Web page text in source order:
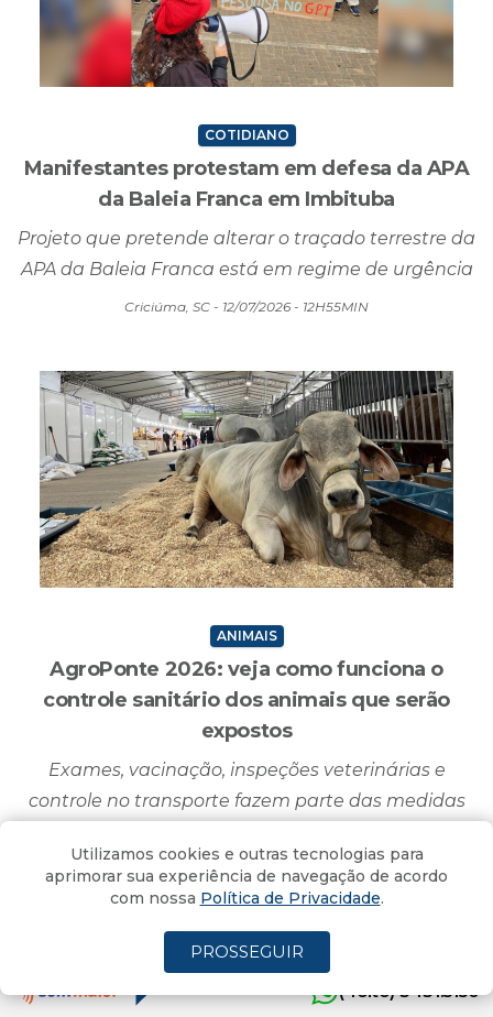
COTIDIANO
Manifestantes protestam em defesa da APA
da Baleia Franca em Imbituba
Projeto que pretende alterar o traçado terrestre da
APA da Baleia Franca está em regime de urgência
Criciúma, SC - 12/07/2026 - 12H55MIN
ANIMAIS
AgroPonte 2026: veja como funciona o
controle sanitário dos animais que serão
expostos
Exames, vacinação, inspeções veterinárias e
controle no transporte fazem parte das medidas
Criciúma, SC - 12/07/2026 - 11H34MIN
(4oito) 3431.5150
Utilizamos cookies e outras tecnologias para
aprimorar sua experiência de navegação de acordo
com nossa Política de Privacidade.
PROSSEGUIR